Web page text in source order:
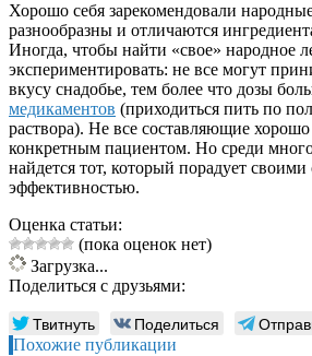
Хорошо себя зарекомендовали
разнообразны и отличаются
Иногда, чтобы найти «свое» народное
экспериментировать: не все могут
вкусу снадобье, тем более что дозы
медикаментов (приходиться пить по
раствора). Не все составляющие хорошо
конкретным пациентом. Но среди
найдется тот, который порадует
эффективностью.
Оценка статьи:
(пока оценок нет)
Загрузка...
Поделиться с друзьями:
Твитнуть Поделиться
Похожие публикации